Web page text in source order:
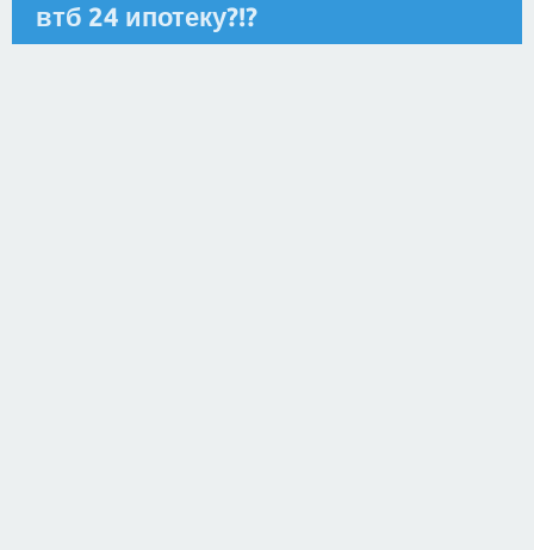
втб 24 ипотеку?!?